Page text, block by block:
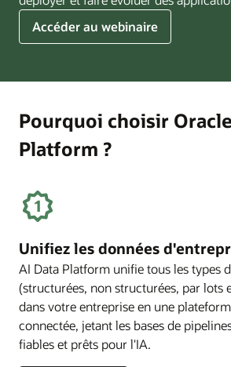
Accéder au webinaire
Oracle
AI
Pourquoi choisir
Platform ?
Unifiez les données
AI Data Platform unifie tous les types
(structurées, non structurées, par lots
dans votre entreprise en une
connectée, jetant les bases de
fiables et prêts pour l'IA.